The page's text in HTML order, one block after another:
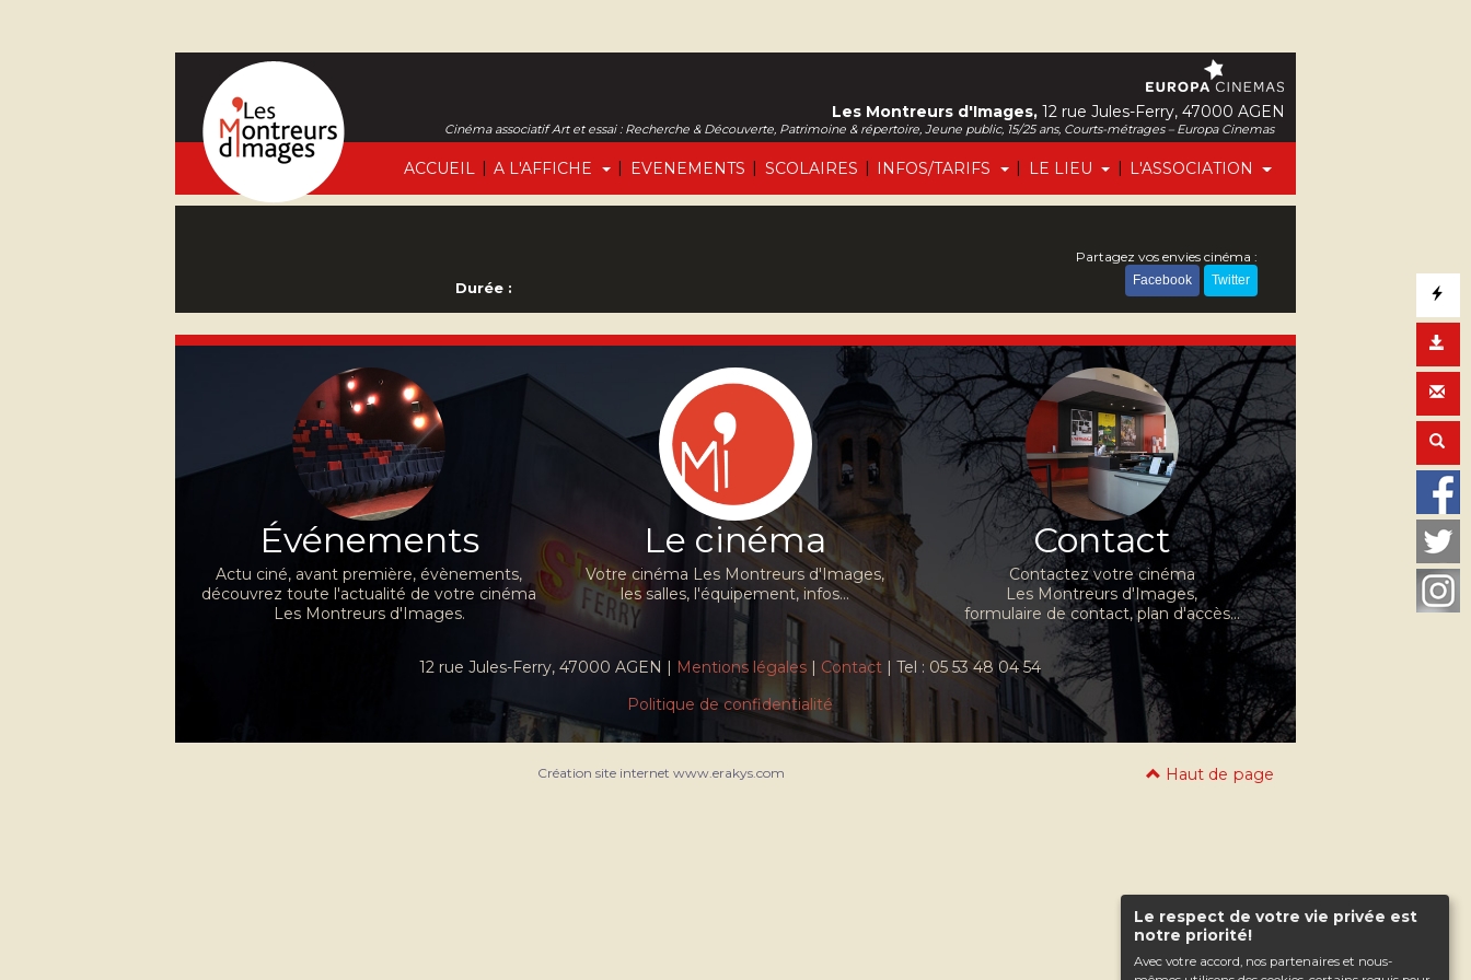
Le respect de votre vie privée est
notre priorité!
Avec votre accord, nos partenaires et nous-
ACCUEIL | A L'AFFICHE | EVENEMENTS | SCOLAIRES | INFOS/TARIFS | LE LIEU | L'ASSOCIATION
Les Montreurs d'Images, 12 rue Jules-Ferry, 47000 AGEN
Cinéma associatif Art et essai : Recherche & Découverte, Patrimoine & répertoire, Jeune public, 15/25 ans, Courts-métrages – Europa Cinemas
Durée :
Partagez vos envies cinéma :
Facebook Twitter
Événements
Actu ciné, avant première, évènements,
découvrez toute l'actualité de votre cinéma
Les Montreurs d'Images.
Le cinéma
Votre cinéma Les Montreurs d'Images,
les salles, l'équipement, infos...
Contact
Contactez votre cinéma
Les Montreurs d'Images,
formulaire de contact, plan d'accès...
12 rue Jules-Ferry, 47000 AGEN | Mentions légales | Contact | Tel : 05 53 48 04 54
Politique de confidentialité
Haut de page
Création site internet www.erakys.com